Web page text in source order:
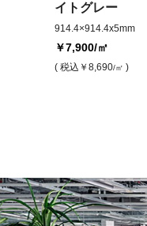
イトグレー
914.4×914.4x5mm
￥7,900/㎡
( 税込 ￥8,690/㎡ )